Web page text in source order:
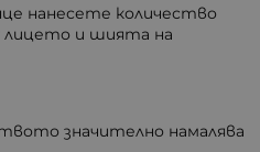
нанесете количество
лицето и шията на
значително намалява